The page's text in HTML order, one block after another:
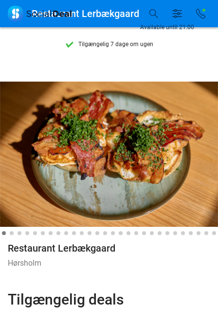
Tilgængelig 7 dage om ugen
Se flere end 15.000 deals
Tilgængelig 7 dage om ugen
10+ millioner medlemmer
Available until 21:00
 Restaurant Lerbækgaard
Restaurant Lerbækgaard
Hørsholm
Tilgængelig deals